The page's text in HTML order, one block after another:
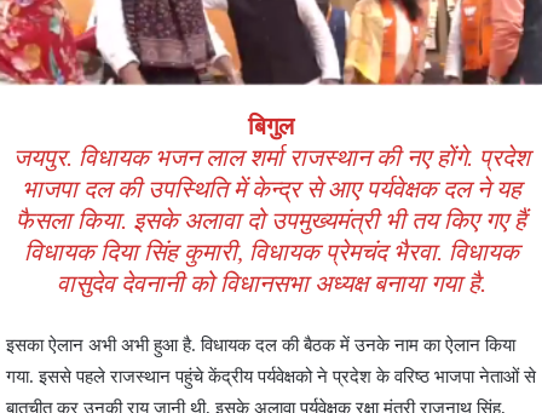
बिगुल
जयपुर. विधायक भजन लाल शर्मा राजस्थान की नए होंगे. प्रदेश
भाजपा दल की उपस्थिति में केन्द्र से आए पर्यवेक्षक दल ने यह
फैसला किया. इसके अलावा दो उपमुख्यमंत्री भी तय किए गए हैं
विधायक दिया सिंह कुमारी, विधायक प्रेमचंद भैरवा. विधायक
वासुदेव देवनानी को विधानसभा अध्यक्ष बनाया गया है.
इसका ऐलान अभी अभी हुआ है. विधायक दल की बैठक में उनके नाम का ऐलान किया
गया. इससे पहले राजस्थान पहुंचे केंद्रीय पर्यवेक्षको ने प्रदेश के वरिष्ठ भाजपा नेताओं से
बातचीत कर उनकी राय जानी थी, इसके अलावा पर्यवेक्षक रक्षा मंत्री राजनाथ सिंह,